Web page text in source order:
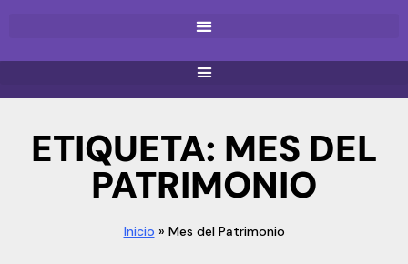
ETIQUETA: MES DEL
PATRIMONIO
Inicio » Mes del Patrimonio